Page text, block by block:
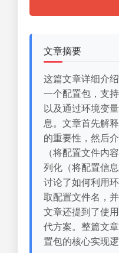
文章摘要
这篇文章详细介
一个配置包，支
以及通过环境变
息。文章首先解
的重要性，然后
（将配置文件内
列化（将配置信
讨论了如何利用
取配置文件名，
文章还提到了使
代方案。整篇文
置包的核心实现